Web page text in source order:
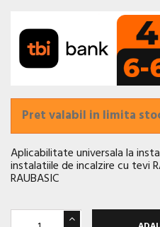
Pret valabil in limita
Aplicabilitate universala la
instalatiile de incalzire cu tevi
RAUBASIC